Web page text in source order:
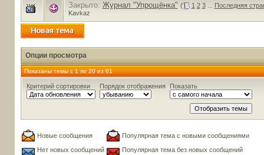
Закрыто: Журнал "Упрощёнка" ( 1 2 3...
Последняя
Kavkaz
Опции просмотра
Показаны темы с 1 по 20 из 61
Критерий сортировки Порядок отображения Показать
Новые сообщения
Популярная тема с новыми сообщениями
Нет новых сообщений
Популярная тема без новых сообщений